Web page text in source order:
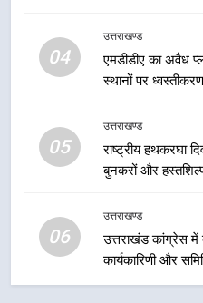
04
उत्तराखण्ड
एमडीडीए का अवैध
स्थानों पर
05
उत्तराखण्ड
राष्ट्रीय हथकरघा
बुनकरों और हस्तशिल्प
06
उत्तराखण्ड
उत्तराखंड कांग्रेस
कार्यकारिणी और
देना
8
दिल्ली-
निर्देश,